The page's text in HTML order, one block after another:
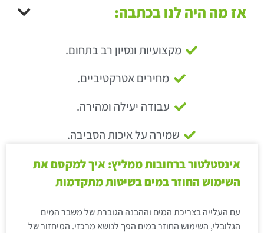
אז מה היה לנו בכתבה:
מקצועיות ונסיון רב בתחום.
מחירים אטרקטיביים.
עבודה יעילה ומהירה.
שמירה על איכות הסביבה.
אינסטלטור ברחובות ממליץ: איך למקסם את
השימוש החוזר במים בשיטות מתקדמות
עם העלייה בצריכת המים וההבנה הגוברת של משבר המים
הגלובלי, השימוש החוזר במים הפך לנושא מרכזי. המיחזור של